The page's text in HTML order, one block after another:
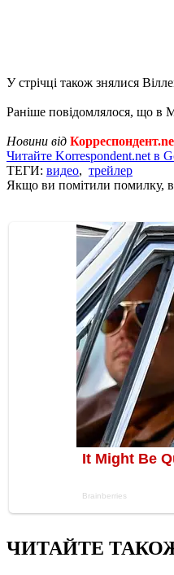
У стрічці також знялися
Раніше повідомлялося, що в
Новини від
Читайте Korrespondent.net в
ТЕГИ: видео, трейлер
Якщо ви помітили помилку,
ЧИТАЙТЕ